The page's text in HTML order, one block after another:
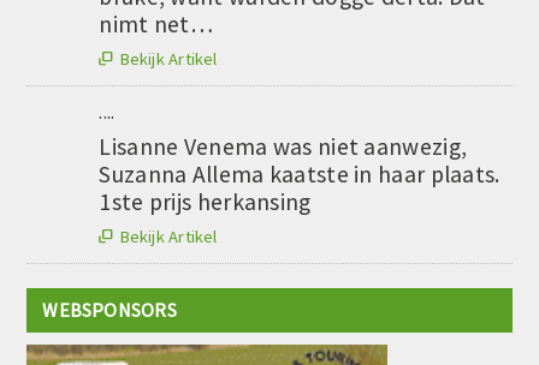
nimt net…
 Bekijk Artikel
....
Lisanne Venema was niet aanwezig,
Suzanna Allema kaatste in haar plaats.
1ste prijs herkansing
 Bekijk Artikel
WEBSPONSORS